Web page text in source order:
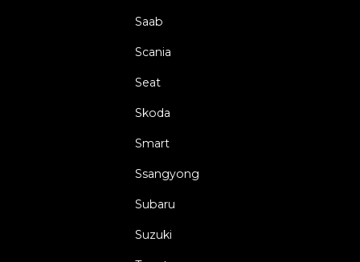
Saab
Scania
Seat
Skoda
Smart
Ssangyong
Subaru
Suzuki